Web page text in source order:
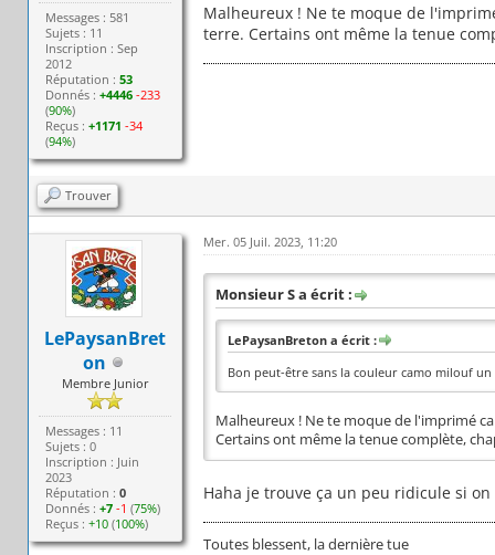
Messages : 581
Sujets : 11
Inscription : Sep
2012
Réputation :53
Donnés :+4446 -233
(90%)
Reçus :+1171 -34
(94%)
Malheureux ! Ne te moque de
terre. Certains ont même la tenue
Trouver
LePaysanBret
on
Membre Junior
Messages : 11
Sujets : 0
Inscription : Juin
2023
Réputation :0
Donnés :+7 -1 (75%)
Reçus :+10 (100%)
Mer. 05 Juil. 2023, 11:20
Monsieur S a écrit :
LePaysanBreton a écrit :
Bon peut-être sans la couleur camo milouf
Malheureux ! Ne te moque de l'imprimé
Certains ont même la tenue complète,
Haha je trouve ça un peu ridicule si
Toutes blessent, la dernière tue